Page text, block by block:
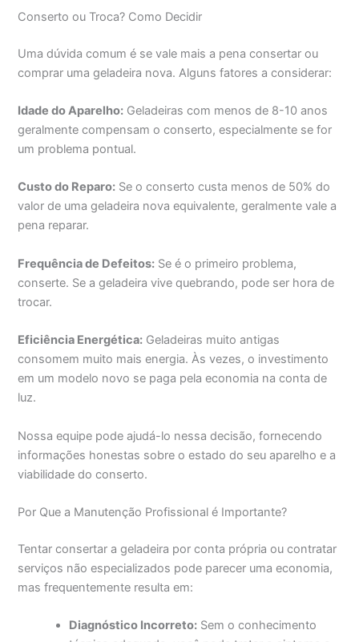
Conserto ou Troca? Como Decidir
Uma dúvida comum é se vale mais a pena consertar ou
comprar uma geladeira nova. Alguns fatores a considerar:
Idade do Aparelho: Geladeiras com menos de 8-10 anos
geralmente compensam o conserto, especialmente se for
um problema pontual.
Custo do Reparo: Se o conserto custa menos de 50% do
valor de uma geladeira nova equivalente, geralmente vale a
pena reparar.
Frequência de Defeitos: Se é o primeiro problema,
conserte. Se a geladeira vive quebrando, pode ser hora de
trocar.
Eficiência Energética: Geladeiras muito antigas
consomem muito mais energia. Às vezes, o investimento
em um modelo novo se paga pela economia na conta de
luz.
Nossa equipe pode ajudá-lo nessa decisão, fornecendo
informações honestas sobre o estado do seu aparelho e a
viabilidade do conserto.
Por Que a Manutenção Profissional é Importante?
Tentar consertar a geladeira por conta própria ou contratar
serviços não especializados pode parecer uma economia,
mas frequentemente resulta em:
Diagnóstico Incorreto: Sem o conhecimento